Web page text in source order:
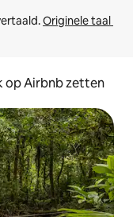
Originele taal
op Airbnb zetten